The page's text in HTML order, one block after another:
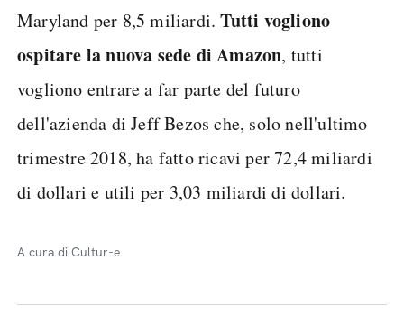
Maryland per 8,5 miliardi.Tutti vogliono
ospitare la nuova sede di Amazon, tutti
vogliono entrare a far parte del futuro
dell'azienda di Jeff Bezos che, solo nell'ultimo
trimestre 2018, ha fatto ricavi per 72,4 miliardi
di dollari e utili per 3,03 miliardi di dollari.
A cura di Cultur-e